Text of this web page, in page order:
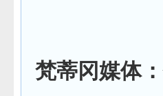
梵蒂冈媒体